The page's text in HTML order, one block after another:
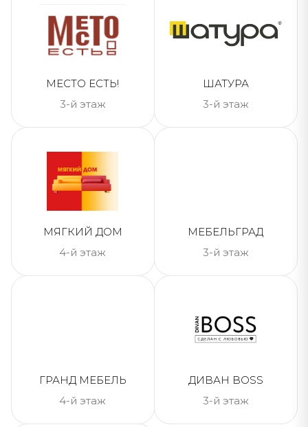
МЕСТО ЕСТЬ!
3-й этаж
ШАТУРА
3-й этаж
МЯГКИЙ ДОМ
4-й этаж
МЕБЕЛЬГРАД
3-й этаж
ГРАНД МЕБЕЛЬ
4-й этаж
ДИВАН BOSS
3-й этаж